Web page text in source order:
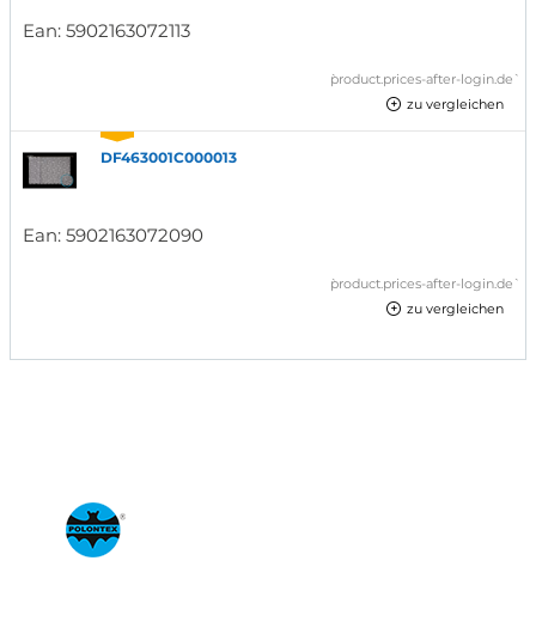
Ean: 5902163072113
`product.prices-after-login.de`
zu vergleichen
DF463001C000013
Ean: 5902163072090
`product.prices-after-login.de`
zu vergleichen